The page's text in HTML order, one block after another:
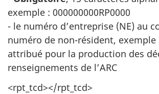
exemple : 000000000RP0000
- le numéro d’entreprise (NE) au
numéro de non-résident, exemple
attribué pour la production des
renseignements de l’ARC
<rpt_tcd></rpt_tcd>